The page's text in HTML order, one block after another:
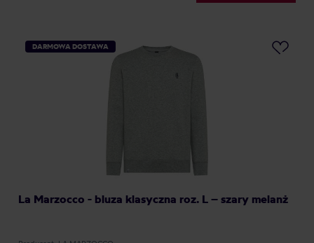
DARMOWA DOSTAWA
La Marzocco - bluza klasyczna roz. L – szary melanż